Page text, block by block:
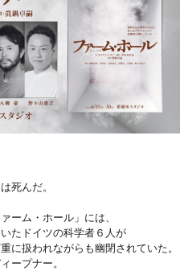
死んだ。
ーム・ホール」には、
たドイツの科学者６人が
に扱われながらも幽閉されていた。
ープナー。